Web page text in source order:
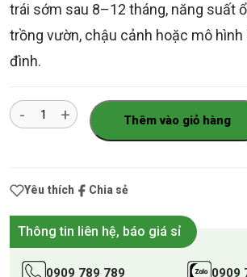
trái sớm sau 8–12 tháng, năng suất
trồng vườn, chậu cảnh hoặc mô hình
đình.
Số
lượng
Thêm vào giỏ hàng
Yêu thích Chia sẻ
Thông tin liên hệ, báo giá sỉ
0909 789 789 0909